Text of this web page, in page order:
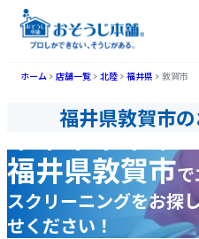
ホーム 店舗一覧 北陸 福井県 敦賀市
福井県敦賀市
福井県敦賀市で
スクリーニングをお探
せください！